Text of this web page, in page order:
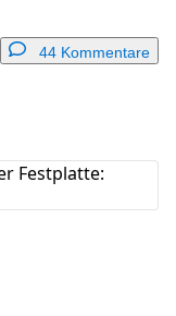
44 Kommentare